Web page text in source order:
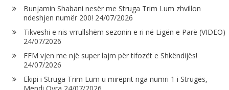
Bunjamin Shabani nesër me Struga Trim Lum zhvillon
ndeshjen numër 200! 24/07/2026
Tikveshi e nis vrrullshëm sezonin e ri në Ligën e Parë (VIDEO)
24/07/2026
FFM vjen me një super lajm për tifozët e Shkëndijës!
24/07/2026
Ekipi i Struga Trim Lum u mirëprit nga numri 1 i Strugës,